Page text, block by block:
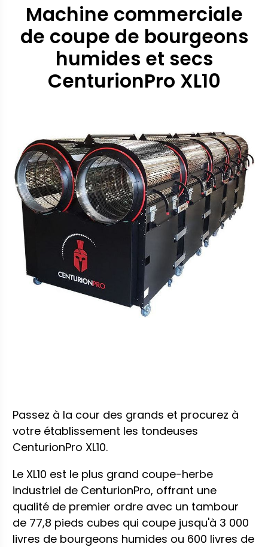
Machine commerciale
de coupe de bourgeons
humides et secs
CenturionPro XL10
Passez à la cour des grands et procurez à
votre établissement les tondeuses
CenturionPro XL10.
Le XL10 est le plus grand coupe-herbe
industriel de CenturionPro, offrant une
qualité de premier ordre avec un tambour
de 77,8 pieds cubes qui coupe jusqu'à 3 000
livres de bourgeons humides ou 600 livres de